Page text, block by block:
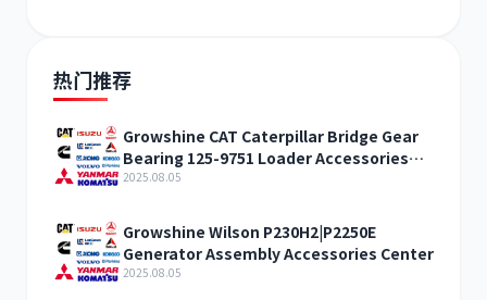
奔驰
热门推荐
Growshine CAT Caterpillar Bridge Gear
Bearing 125-9751 Loader Accessories
Wholesale Retail
2025.08.05
Growshine Wilson P230H2|P2250E
Generator Assembly Accessories Center
2025.08.05